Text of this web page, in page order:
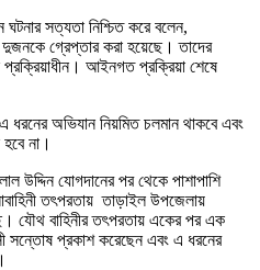
ঘটনার সত্যতা নিশ্চিত করে বলেন,
দুজনকে গ্রেপ্তার করা হয়েছে। তাদের
প্রক্রিয়াধীন। আইনগত প্রক্রিয়া শেষে
ধরনের অভিযান নিয়মিত চলমান থাকবে এবং
না।
উদ্দিন যোগদানের পর থেকে পাশাপাশি
তৎপরতায় তাড়াইল উপজেলায়
যৌথ বাহিনীর তৎপরতায় একের পর এক
সন্তোষ প্রকাশ করেছেন এবং এ ধরনের